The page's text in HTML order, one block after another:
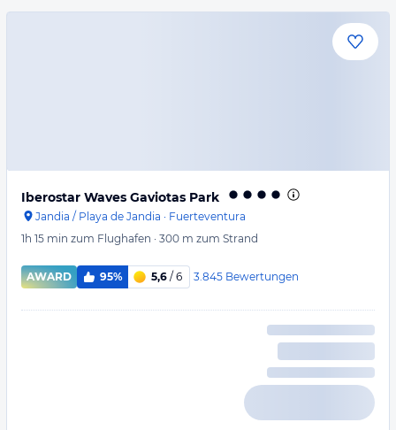
Iberostar Waves Gaviotas Park
Jandia / Playa de Jandia · Fuerteventura
1h 15 min zum Flughafen · 300 m zum Strand
AWARD 95% 5,6 / 6 3.845 Bewertungen